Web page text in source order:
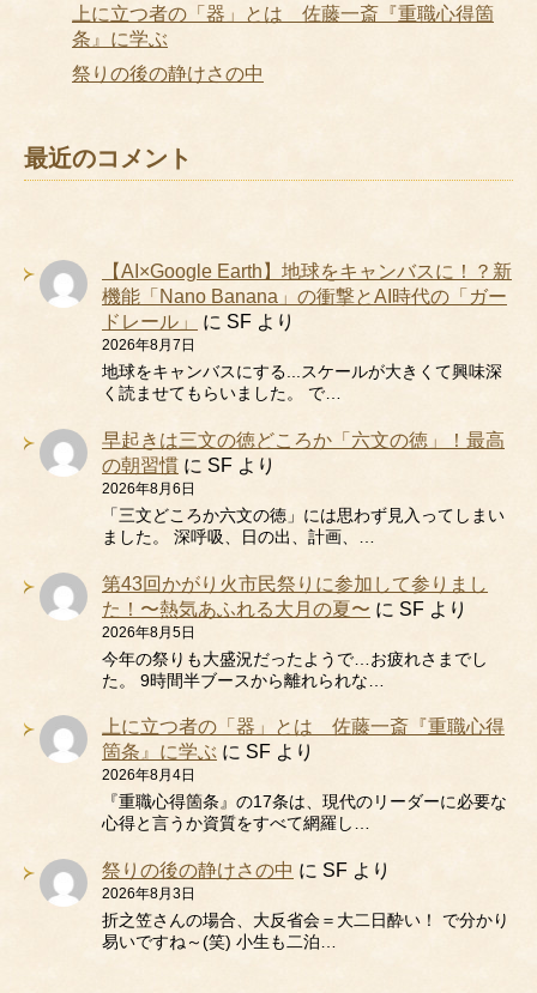
上に立つ者の「器」とは 佐藤一斎『重職心得箇
条』に学ぶ
祭りの後の静けさの中
最近のコメント
【AI×Google Earth】地球をキャンバスに！？新
機能「Nano Banana」の衝撃とAI時代の「ガー
ドレール」
に SF より
2026年8月7日
地球をキャンバスにする...スケールが大きくて興味深
く読ませてもらいました。 で…
早起きは三文の徳どころか「六文の徳」！最高
の朝習慣 に SF より
2026年8月6日
「三文どころか六文の徳」には思わず見入ってしまい
ました。 深呼吸、日の出、計画、…
第43回かがり火市民祭りに参加して参りまし
た！〜熱気あふれる大月の夏〜 に SF より
2026年8月5日
今年の祭りも大盛況だったようで…お疲れさまでし
た。 9時間半ブースから離れられな…
上に立つ者の「器」とは 佐藤一斎『重職心得
箇条』に学ぶ に SF より
2026年8月4日
『重職心得箇条』の17条は、現代のリーダーに必要な
心得と言うか資質をすべて網羅し…
祭りの後の静けさの中 に SF より
2026年8月3日
折之笠さんの場合、大反省会＝大二日酔い！ で分かり
易いですね～(笑) 小生も二泊…